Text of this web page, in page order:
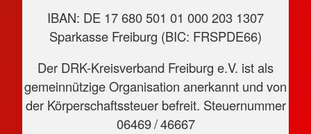
IBAN: DE 17 680 501 01 000 203 1307
Sparkasse Freiburg (BIC: FRSPDE66)
Der DRK-Kreisverband Freiburg e.V. ist als
gemeinnützige Organisation anerkannt und von
der Körperschaftssteuer befreit. Steuernummer
06469 / 46667